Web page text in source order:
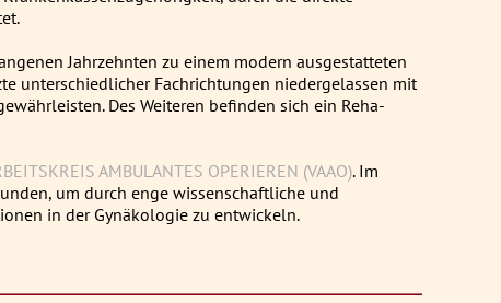
Jahrzehnten zu einem modern ausgestatteten
unterschiedlicher Fachrichtungen niedergelassen mit
Des Weiteren befinden sich ein Reha-
AMBULANTES OPERIEREN (VAAO). Im
um durch enge wissenschaftliche und
in der Gynäkologie zu entwickeln.